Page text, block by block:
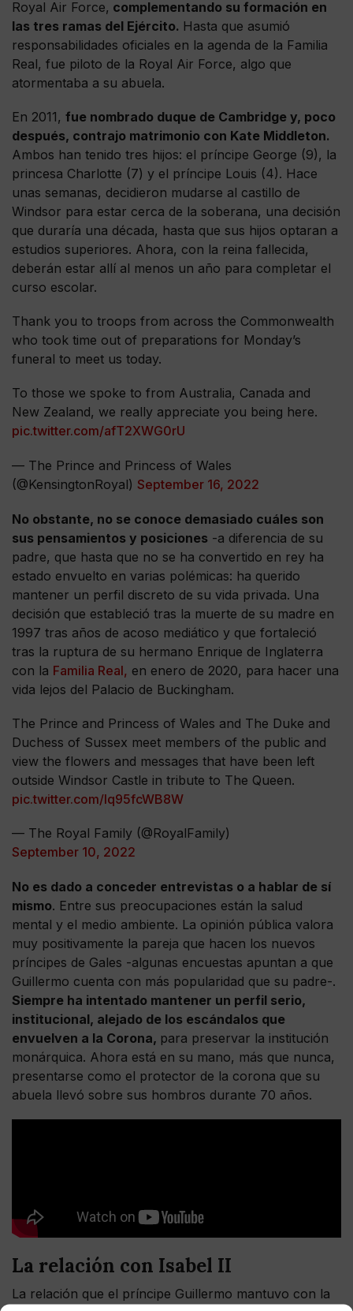
Royal Air Force, complementando su formación en
las tres ramas del Ejército. Hasta que asumió
responsabilidades oficiales en la agenda de la Familia
Real, fue piloto de la Royal Air Force, algo que
atormentaba a su abuela.
En 2011, fue nombrado duque de Cambridge y, poco
después, contrajo matrimonio con Kate Middleton.
Ambos han tenido tres hijos: el príncipe George (9), la
princesa Charlotte (7) y el príncipe Louis (4). Hace
unas semanas, decidieron mudarse al castillo de
Windsor para estar cerca de la soberana, una decisión
que duraría una década, hasta que sus hijos optaran a
estudios superiores. Ahora, con la reina fallecida,
deberán estar allí al menos un año para completar el
curso escolar.
Thank you to troops from across the Commonwealth
who took time out of preparations for Monday’s
funeral to meet us today.
To those we spoke to from Australia, Canada and
New Zealand, we really appreciate you being here.
pic.twitter.com/afT2XWG0rU
— The Prince and Princess of Wales
(@KensingtonRoyal) September 16, 2022
No obstante, no se conoce demasiado cuáles son
sus pensamientos y posiciones -a diferencia de su
padre, que hasta que no se ha convertido en rey ha
estado envuelto en varias polémicas: ha querido
mantener un perfil discreto de su vida privada. Una
decisión que estableció tras la muerte de su madre en
1997 tras años de acoso mediático y que fortaleció
tras la ruptura de su hermano Enrique de Inglaterra
con la Familia Real, en enero de 2020, para hacer una
vida lejos del Palacio de Buckingham.
The Prince and Princess of Wales and The Duke and
Duchess of Sussex meet members of the public and
view the flowers and messages that have been left
outside Windsor Castle in tribute to The Queen.
pic.twitter.com/lq95fcWB8W
— The Royal Family (@RoyalFamily)
September 10, 2022
No es dado a conceder entrevistas o a hablar de sí
mismo. Entre sus preocupaciones están la salud
mental y el medio ambiente. La opinión pública valora
muy positivamente la pareja que hacen los nuevos
príncipes de Gales -algunas encuestas apuntan a que
Guillermo cuenta con más popularidad que su padre-.
Siempre ha intentado mantener un perfil serio,
institucional, alejado de los escándalos que
envuelven a la Corona, para preservar la institución
monárquica. Ahora está en su mano, más que nunca,
presentarse como el protector de la corona que su
abuela llevó sobre sus hombros durante 70 años.
La relación con Isabel II
La relación que el príncipe Guillermo mantuvo con la